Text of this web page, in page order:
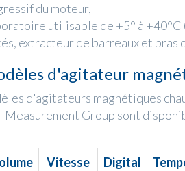
du moteur,
utilisable de +5° à
extracteur de barreaux et bras
d'agitateur
d'agitateurs magnétiques
Measurement Group sont
Vitesse
Digital